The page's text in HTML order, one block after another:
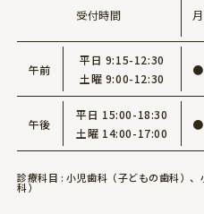
【当サイトの広告
当サイトでは「
ます。
GoogleAdsenseで
により、インターネ
す。
Cookieを使用しな
当サイトに掲載さ
著作権法により認
受付時間 月
午前
平日 9:15-12:30
土曜 9:00-12:30
●
午後
平日 15:00-18:30
土曜 14:00-17:00
●
診療科目 : 小児歯科（子どもの歯科）
科）